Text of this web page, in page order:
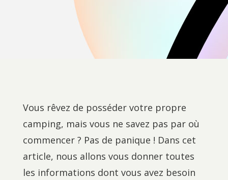
Vous rêvez de posséder votre propre
camping, mais vous ne savez pas par où
commencer ? Pas de panique ! Dans cet
article, nous allons vous donner toutes
les informations dont vous avez besoin